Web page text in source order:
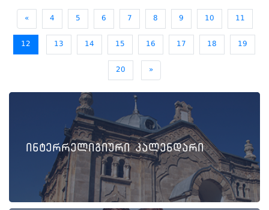
« 4 5 6 7 8 9 10 11
12 13 14 15 16 17 18 19
20 »
ინტერრელიგიური კალენდარი